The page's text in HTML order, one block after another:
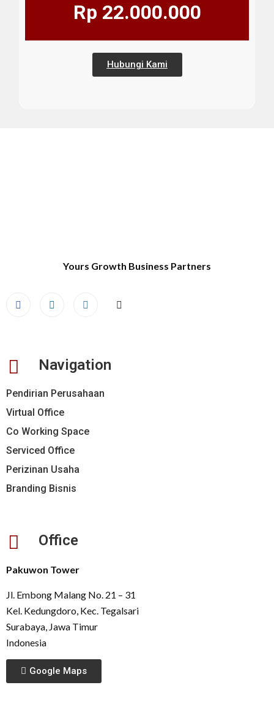
Rp 22.000.000
Hubungi Kami
Yours Growth Business Partners
Navigation
Pendirian Perusahaan
Virtual Office
Co Working Space
Serviced Office
Perizinan Usaha
Branding Bisnis
Office
Pakuwon Tower
Jl. Embong Malang No. 21 – 31
Kel. Kedungdoro, Kec. Tegalsari
Surabaya, Jawa Timur
Indonesia
Google Maps